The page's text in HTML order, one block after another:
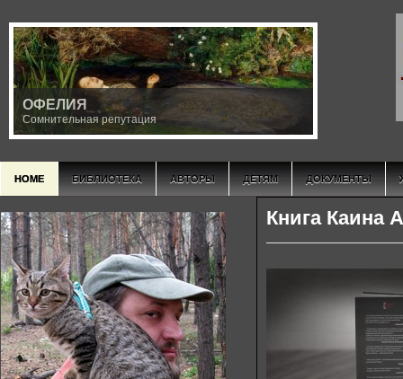
ОФЕЛИЯ
Сомнительная репутация
HOME БИБЛИОТЕКА АВТОРЫ ДЕТЯМ ДОКУМЕНТЫ
Книга Каина